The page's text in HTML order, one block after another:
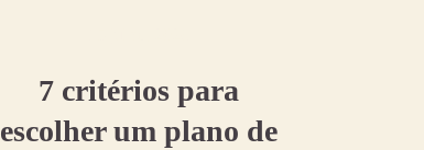
7 critérios para
escolher um plano de